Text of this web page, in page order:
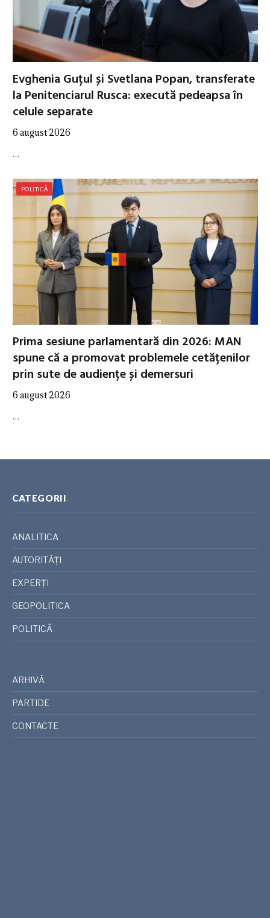
Evghenia Guțul și Svetlana Popan, transferate
la Penitenciarul Rusca: execută pedeapsa în
celule separate
6 august 2026
…
POLITICĂ
Prima sesiune parlamentară din 2026: MAN
spune că a promovat problemele cetățenilor
prin sute de audiențe și demersuri
6 august 2026
…
CATEGORII
ANALITICA
AUTORITĂȚI
EXPERȚI
GEOPOLITICA
POLITICĂ
ARHIVĂ
PARTIDE
CONTACTE